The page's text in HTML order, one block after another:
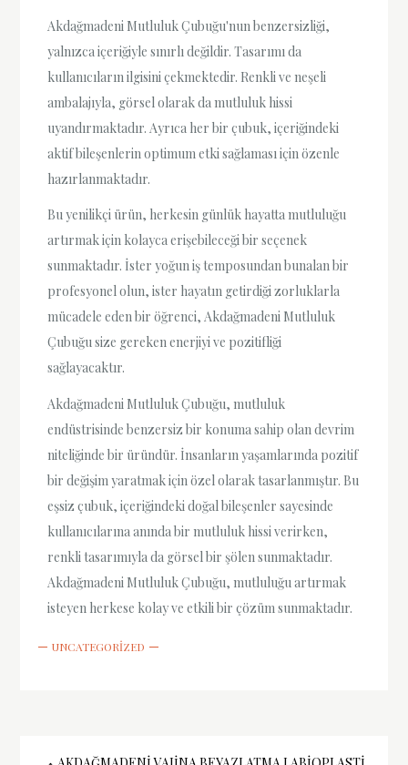
Akdağmadeni Mutluluk Çubuğu'nun benzersizliği,
yalnızca içeriğiyle sınırlı değildir. Tasarımı da
kullanıcıların ilgisini çekmektedir. Renkli ve neşeli
ambalajıyla, görsel olarak da mutluluk hissi
uyandırmaktadır. Ayrıca her bir çubuk, içeriğindeki
aktif bileşenlerin optimum etki sağlaması için özenle
hazırlanmaktadır.
Bu yenilikçi ürün, herkesin günlük hayatta mutluluğu
artırmak için kolayca erişebileceği bir seçenek
sunmaktadır. İster yoğun iş temposundan bunalan bir
profesyonel olun, ister hayatın getirdiği zorluklarla
mücadele eden bir öğrenci, Akdağmadeni Mutluluk
Çubuğu size gereken enerjiyi ve pozitifliği
sağlayacaktır.
Akdağmadeni Mutluluk Çubuğu, mutluluk
endüstrisinde benzersiz bir konuma sahip olan devrim
niteliğinde bir üründür. İnsanların yaşamlarında pozitif
bir değişim yaratmak için özel olarak tasarlanmıştır. Bu
eşsiz çubuk, içeriğindeki doğal bileşenler sayesinde
kullanıcılarına anında bir mutluluk hissi verirken,
renkli tasarımıyla da görsel bir şölen sunmaktadır.
Akdağmadeni Mutluluk Çubuğu, mutluluğu artırmak
isteyen herkese kolay ve etkili bir çözüm sunmaktadır.
UNCATEGORIZED